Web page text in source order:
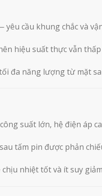
cầu khung chắc và
hiệu suất thực vẫn
đa năng lượng từ mặt
suất lớn, hệ điện áp
tấm pin được phản
nhiệt tốt và ít suy